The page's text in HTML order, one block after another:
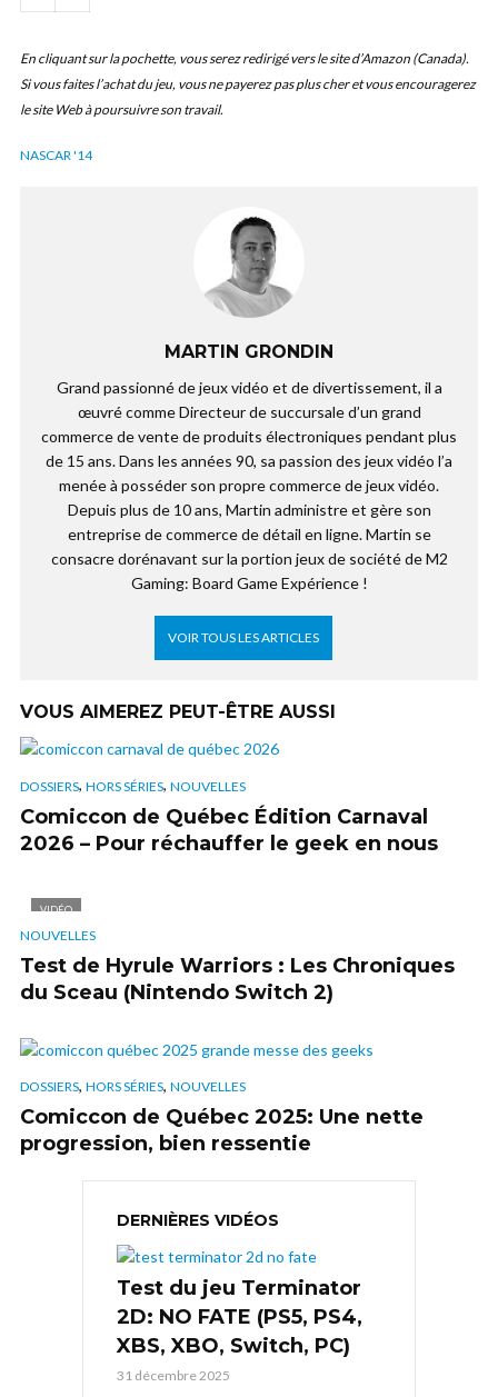
En cliquant sur la pochette, vous serez redirigé vers le site d’Amazon (Canada).
Si vous faites l’achat du jeu, vous ne payerez pas plus cher et vous encouragerez
le site Web à poursuivre son travail.
NASCAR '14
MARTIN GRONDIN
Grand passionné de jeux vidéo et de divertissement, il a
œuvré comme Directeur de succursale d’un grand
commerce de vente de produits électroniques pendant plus
de 15 ans. Dans les années 90, sa passion des jeux vidéo l’a
menée à posséder son propre commerce de jeux vidéo.
Depuis plus de 10 ans, Martin administre et gère son
entreprise de commerce de détail en ligne. Martin se
consacre dorénavant sur la portion jeux de société de M2
Gaming: Board Game Expérience !
VOIR TOUS LES ARTICLES
VOUS AIMEREZ PEUT-ÊTRE AUSSI
DOSSIERS, HORS SÉRIES, NOUVELLES
Comiccon de Québec Édition Carnaval
2026 – Pour réchauffer le geek en nous
VIDÉO
NOUVELLES
Test de Hyrule Warriors : Les Chroniques
du Sceau (Nintendo Switch 2)
DOSSIERS, HORS SÉRIES, NOUVELLES
Comiccon de Québec 2025: Une nette
progression, bien ressentie
DERNIÈRES VIDÉOS
Test du jeu Terminator
2D: NO FATE (PS5, PS4,
XBS, XBO, Switch, PC)
31 décembre 2025